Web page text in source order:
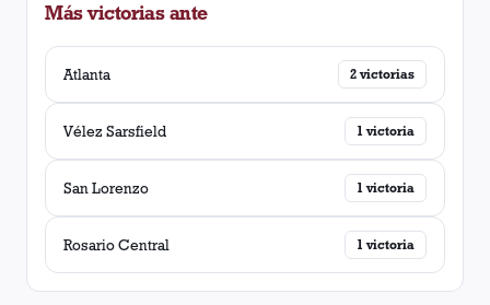
Más victorias ante
Atlanta 2 victorias
Vélez Sarsfield 1 victoria
San Lorenzo 1 victoria
Rosario Central 1 victoria